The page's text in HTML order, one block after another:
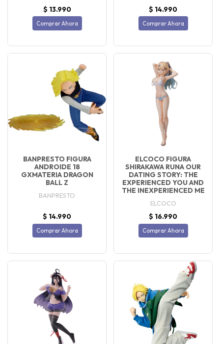
$ 13.990
Comprar Ahora
$ 14.990
Comprar Ahora
BANPRESTO FIGURA
ANDROIDE 18
GXMATERIA DRAGON
BALL Z
BANPRESTO
$ 14.990
Comprar Ahora
ELCOCO FIGURA
SHIRAKAWA RUNA OUR
DATING STORY: THE
EXPERIENCED YOU AND
THE INEXPERIENCED ME
ELCOCO
$ 16.990
Comprar Ahora